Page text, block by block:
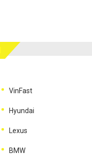
VinFast
Hyundai
Lexus
BMW